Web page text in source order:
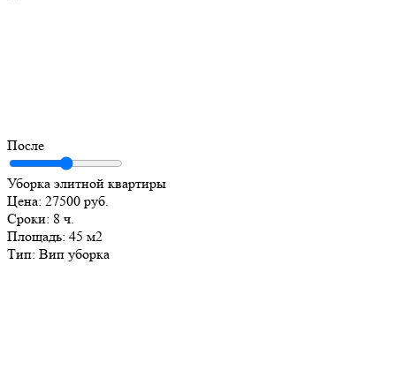
После
Уборка элитной квартиры
Цена: 27500 руб.
Сроки: 8 ч.
Площадь: 45 м2
Тип: Вип уборка